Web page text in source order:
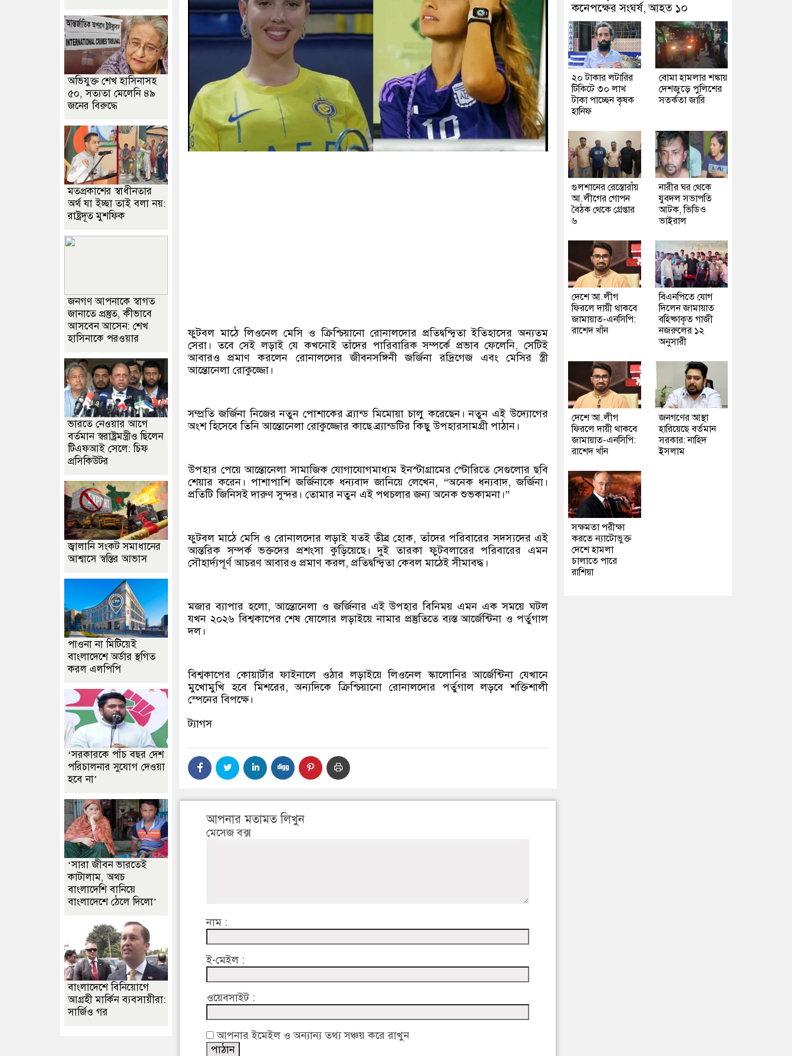
ফুটবল মাঠে লিওনেল মেসি ও ক্রিশ্চিয়ানো রোনালদোর প্রতিদ্বন্দ্বিতা ইতিহাসের অন্যতম
সেরা। তবে সেই লড়াই যে কখনোই তাঁদের পারিবারিক সম্পর্কে প্রভাব ফেলেনি, সেটিই
আবারও প্রমাণ করলেন রোনালদোর জীবনসঙ্গিনী জর্জিনা রদ্রিগেজ এবং মেসির স্ত্রী
আন্তোনেলা রোকুজ্জো।
সম্প্রতি জর্জিনা নিজের নতুন পোশাকের ব্র্যান্ড মিমোয়া চালু করেছেন। নতুন এই উদ্যোগের
অংশ হিসেবে তিনি আন্তোনেলা রোকুজ্জোর কাছে ব্র্যান্ডটির কিছু উপহারসামগ্রী পাঠান।
উপহার পেয়ে আন্তোনেলা সামাজিক যোগাযোগমাধ্যম ইনস্টাগ্রামের স্টোরিতে সেগুলোর ছবি
শেয়ার করেন। পাশাপাশি জর্জিনাকে ধন্যবাদ জানিয়ে লেখেন, “অনেক ধন্যবাদ, জর্জিনা।
প্রতিটি জিনিসই দারুণ সুন্দর। তোমার নতুন এই পথচলার জন্য অনেক শুভকামনা।”
ফুটবল মাঠে মেসি ও রোনালদোর লড়াই যতই তীব্র হোক, তাঁদের পরিবারের সদস্যদের এই
আন্তরিক সম্পর্ক ভক্তদের প্রশংসা কুড়িয়েছে। দুই তারকা ফুটবলারের পরিবারের এমন
সৌহার্দ্যপূর্ণ আচরণ আবারও প্রমাণ করল, প্রতিদ্বন্দ্বিতা কেবল মাঠেই সীমাবদ্ধ।
মজার ব্যাপার হলো, আন্তোনেলা ও জর্জিনার এই উপহার বিনিময় এমন এক সময়ে ঘটল
যখন ২০২৬ বিশ্বকাপের শেষ ষোলোর লড়াইয়ে নামার প্রস্তুতিতে ব্যস্ত আর্জেন্টিনা ও পর্তুগাল
দল।
বিশ্বকাপের কোয়ার্টার ফাইনালে ওঠার লড়াইয়ে লিওনেল স্কালোনির আর্জেন্টিনা যেখানে
মুখোমুখি হবে মিশরের, অন্যদিকে ক্রিশ্চিয়ানো রোনালদোর পর্তুগাল লড়বে শক্তিশালী
স্পেনের বিপক্ষে।
ট্যাগস
আপনার মতামত লিখুন
মেসেজ বক্স
নাম :
ই-মেইল :
ওয়েবসাইট :
আপনার ইমেইল ও অন্যান্য তথ্য সঞ্চয় করে রাখুন
অভিযুক্ত শেখ হাসিনাসহ
৫০, সত্যতা মেলেনি ৪৯
জনের বিরুদ্ধে
মতপ্রকাশের স্বাধীনতার
অর্থ যা ইচ্ছা তাই বলা নয়:
রাষ্ট্রদূত মুশফিক
জনগণ আপনাকে স্বাগত
জানাতে প্রস্তুত, কীভাবে
আসবেন আসেন: শেখ
হাসিনাকে পরওয়ার
ভারতে নেওয়ার আগে
বর্তমান স্বরাষ্ট্রমন্ত্রীও ছিলেন
টিএফআই সেলে: চিফ
প্রসিকিউটর
জ্বালানি সংকট সমাধানের
আশ্বাসে স্বস্তির আভাস
পাওনা না মিটিয়েই
বাংলাদেশে অর্ডার স্থগিত
করল এলপিপি
‘সরকারকে পাঁচ বছর দেশ
পরিচালনার সুযোগ দেওয়া
হবে না’
‘সারা জীবন ভারতেই
কাটালাম, অথচ
বাংলাদেশি বানিয়ে
বাংলাদেশে ঠেলে দিলো’
বাংলাদেশে বিনিয়োগে
আগ্রহী মার্কিন ব্যবসায়ীরা:
সার্জিও গর
কনেপক্ষের সংঘর্ষ, আহত ১০
২০ টাকার লটারির
টিকিটে ৩০ লাখ
টাকা পাচ্ছেন কৃষক
হানিফ
বোমা হামলার শঙ্কায়
দেশজুড়ে পুলিশের
সতর্কতা জারি
গুলশানের রেস্তোরাঁয়
আ.লীগের গোপন
বৈঠক থেকে গ্রেপ্তার
৬
নারীর ঘর থেকে
যুবদল সভাপতি
আটক, ভিডিও
ভাইরাল
দেশে আ.লীগ
ফিরলে দায়ী থাকবে
জামায়াত-এনসিপি:
রাশেদ খাঁন
বিএনপিতে যোগ
দিলেন জামায়াত
বহিষ্কাকৃত গাজী
নজরুলের ১২
অনুসারী
দেশে আ.লীগ
ফিরলে দায়ী থাকবে
জামায়াত-এনসিপি:
রাশেদ খাঁন
জনগণের আস্থা
হারিয়েছে বর্তমান
সরকার: নাহিদ
ইসলাম
সক্ষমতা পরীক্ষা
করতে ন্যাটোভুক্ত
দেশে হামলা
চালাতে পারে
রাশিয়া